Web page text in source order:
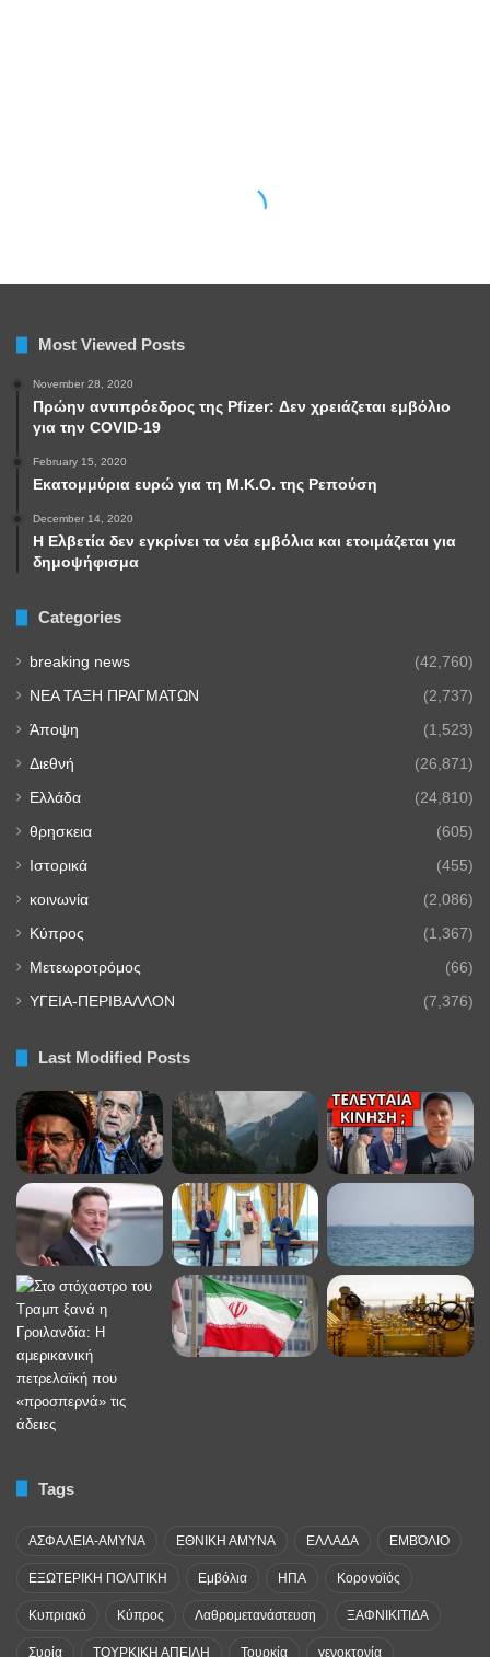
Most Viewed Posts
November 28, 2020
Πρώην αντιπρόεδρος της Pfizer: Δεν χρειάζεται εμβόλιο
για την COVID-19
February 15, 2020
Εκατομμύρια ευρώ για τη Μ.Κ.Ο. της Ρεπούση
December 14, 2020
Η Ελβετία δεν εγκρίνει τα νέα εμβόλια και ετοιμάζεται για
δημοψήφισμα
Categories
breaking news (42,760)
NEA TAΞΗ ΠΡΑΓΜΑΤΩΝ (2,737)
Άποψη (1,523)
Διεθνή (26,871)
Ελλάδα (24,810)
θρησκεια (605)
Ιστορικά (455)
κοινωνία (2,086)
Κύπρος (1,367)
Μετεωροτρόμος (66)
ΥΓΕΙΑ-ΠΕΡΙΒΑΛΛΟΝ (7,376)
Last Modified Posts
Tags
ΑΣΦΑΛΕΙΑ-ΑΜΥΝΑ ΕΘΝΙΚΗ ΑΜΥΝΑ ΕΛΛΑΔΑ ΕΜΒΌΛΙΟ
ΕΞΩΤΕΡΙΚΗ ΠΟΛΙΤΙΚΗ Εμβόλια ΗΠΑ Κορονοϊός
Κυπριακό Κύπρος Λαθρομετανάστευση ΞΑΦΝΙΚΙΤΙΔΑ
Συρία ΤΟΥΡΚΙΚΗ ΑΠΕΙΛΗ Τουρκία γενοκτονία